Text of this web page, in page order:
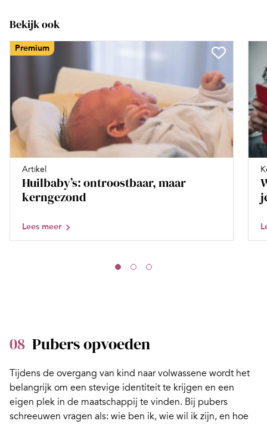
Bekijk ook
Premium
Artikel
Huilbaby’s: ontroostbaar, maar
kerngezond
Lees meer
08 Pubers opvoeden
Tijdens de overgang van kind naar volwassene wordt het
belangrijk om een stevige identiteit te krijgen en een
eigen plek in de maatschappij te vinden. Bij pubers
schreeuwen vragen als: wie ben ik, wie wil ik zijn, en hoe